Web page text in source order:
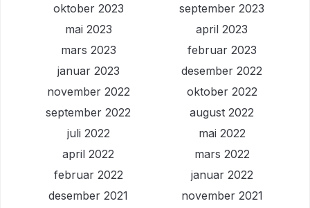
oktober 2023
september 2023
mai 2023
april 2023
mars 2023
februar 2023
januar 2023
desember 2022
november 2022
oktober 2022
september 2022
august 2022
juli 2022
mai 2022
april 2022
mars 2022
februar 2022
januar 2022
desember 2021
november 2021